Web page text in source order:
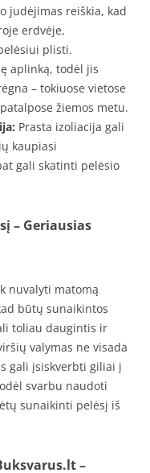
judėjimas reiškia, kad
erdvėje,
plisti.
aplinką, todėl jis
– tokiuose vietose
žiemos metu.
Prasta izoliacija gali
kaupiasi
gali skatinti pelėsio
– Geriausias
nuvalyti matomą
būtų sunaikintos
toliau daugintis ir
valymas ne visada
gali įsiskverbti giliai į
svarbu naudoti
sunaikinti pelėsį iš
–